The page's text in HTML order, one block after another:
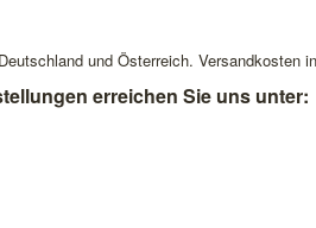
und Österreich. Versandkosten
erreichen Sie uns unter: